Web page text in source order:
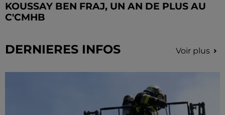
KOUSSAY BEN FRAJ, UN AN DE PLUS AU
C'CMHB
DERNIERES INFOS Voir plus